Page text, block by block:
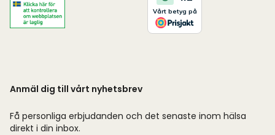
Anmäl dig till vårt nyhetsbrev
Få personliga erbjudanden och det senaste inom hälsa
direkt i din inbox.